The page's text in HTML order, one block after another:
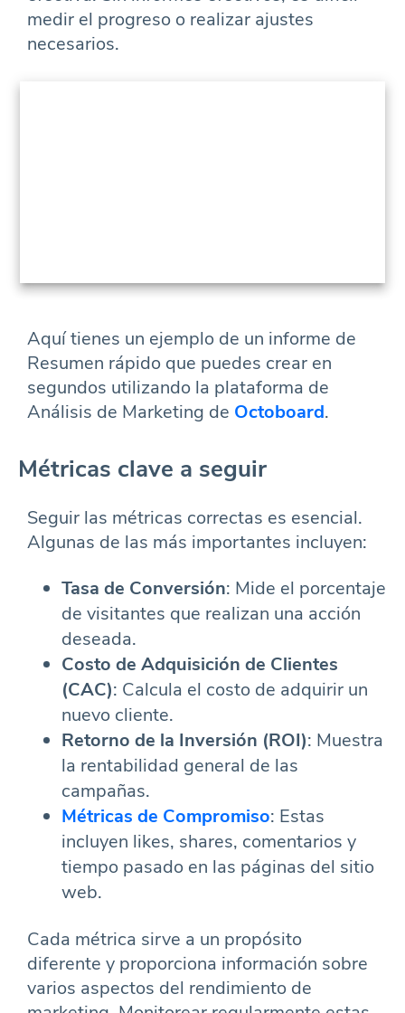
medir el progreso o realizar ajustes
necesarios.
Aquí tienes un ejemplo de un informe de
Resumen rápido que puedes crear en
segundos utilizando la plataforma de
Análisis de Marketing de Octoboard.
Métricas clave a seguir
Seguir las métricas correctas es esencial.
Algunas de las más importantes incluyen:
Tasa de Conversión: Mide el porcentaje
de visitantes que realizan una acción
deseada.
Costo de Adquisición de Clientes
(CAC): Calcula el costo de adquirir un
nuevo cliente.
Retorno de la Inversión (ROI): Muestra
la rentabilidad general de las
campañas.
Métricas de Compromiso: Estas
incluyen likes, shares, comentarios y
tiempo pasado en las páginas del sitio
web.
Cada métrica sirve a un propósito
diferente y proporciona información sobre
varios aspectos del rendimiento de